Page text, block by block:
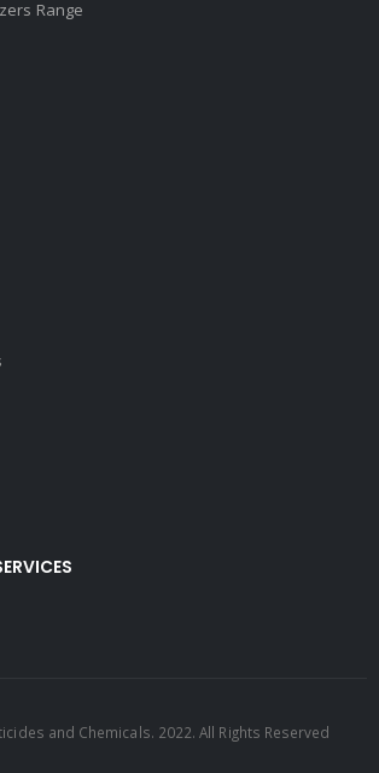
Range
and Chemicals. 2022. All Rights Reserved